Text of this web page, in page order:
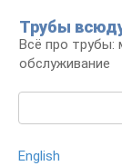
контенту
Трубы
Всё про трубы:
обслуживание
English